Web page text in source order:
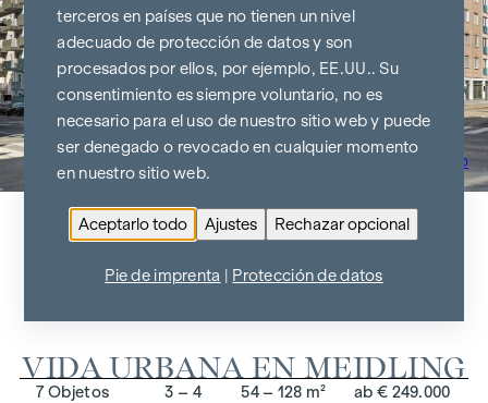
Ir al resumen del proyecto
ARNDTSTRASSE 50
VIDA URBANA EN MEIDLING
7 Objetos
3 – 4
54 – 128 m²
ab € 249.000
terceros en países que no tienen un nivel
adecuado de protección de datos y son
procesados por ellos, por ejemplo, EE.UU.. Su
consentimiento es siempre voluntario, no es
necesario para el uso de nuestro sitio web y puede
ser denegado o revocado en cualquier momento
en nuestro sitio web.
Aceptarlo todo Ajustes Rechazar opcional
Pie de imprenta Protección de datos